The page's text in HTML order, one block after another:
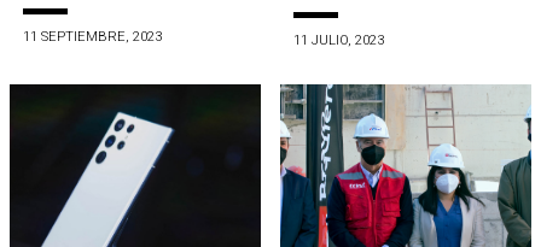
11 SEPTIEMBRE, 2023 11 JULIO, 2023